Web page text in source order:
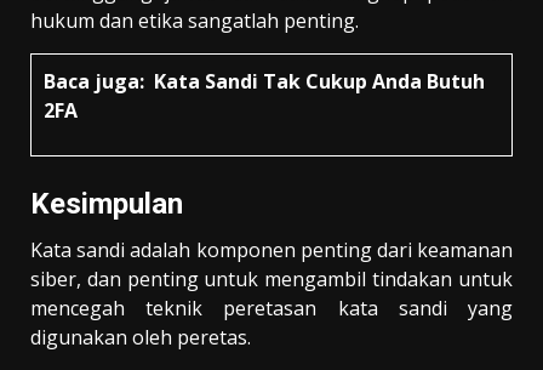
hukum dan etika sangatlah penting.
Baca juga: Kata Sandi Tak Cukup Anda Butuh
2FA
Kesimpulan
Kata sandi adalah komponen penting dari keamanan
siber, dan penting untuk mengambil tindakan untuk
mencegah teknik peretasan kata sandi yang
digunakan oleh peretas.